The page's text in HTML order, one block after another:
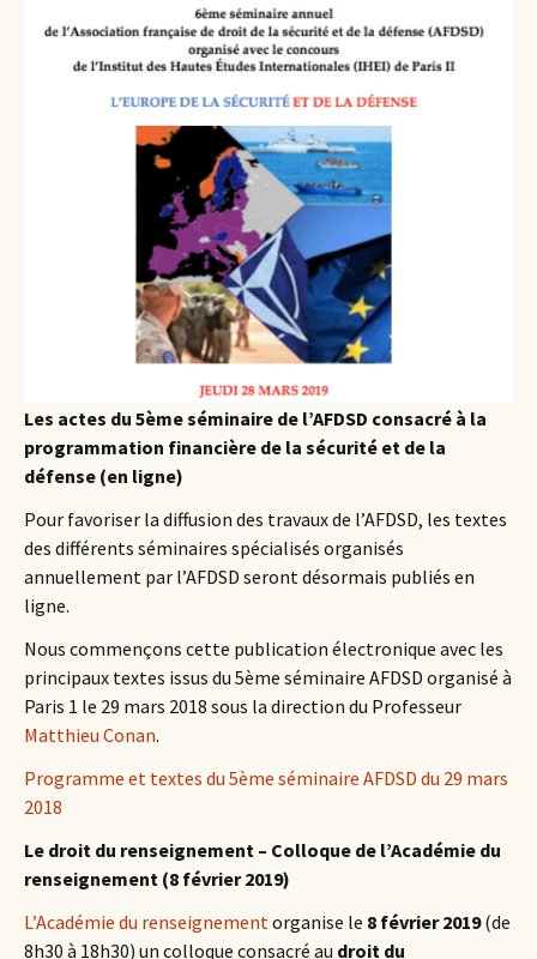
Les actes du 5ème séminaire de l’AFDSD consacré à la
programmation financière de la sécurité et de la
défense (en ligne)
Pour favoriser la diffusion des travaux de l’AFDSD, les textes
des différents séminaires spécialisés organisés
annuellement par l’AFDSD seront désormais publiés en
ligne.
Nous commençons cette publication électronique avec les
principaux textes issus du 5ème séminaire AFDSD organisé à
Paris 1 le 29 mars 2018 sous la direction du Professeur
Matthieu Conan.
Programme et textes du 5ème séminaire AFDSD du 29 mars
2018
Le droit du renseignement – Colloque de l’Académie du
renseignement (8 février 2019)
L’Académie du renseignementorganise le 8 février 2019(de
8h30 à 18h30) un colloque consacré au droit du